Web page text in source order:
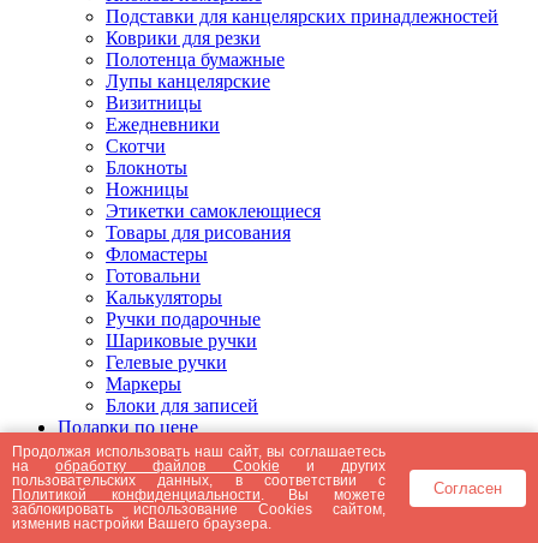
Подставки для канцелярских принадлежностей
Коврики для резки
Полотенца бумажные
Лупы канцелярские
Визитницы
Ежедневники
Скотчи
Блокноты
Ножницы
Этикетки самоклеющиеся
Товары для рисования
Фломастеры
Готовальни
Калькуляторы
Ручки подарочные
Шариковые ручки
Гелевые ручки
Маркеры
Блоки для записей
Подарки по цене
Подарки от 5000 рублей
Подарки до 5000 рублей
Подарки до 3000 рублей
Подарки до 2000 рублей
Подарки до 1000 рублей
Продолжая использовать наш сайт, вы соглашаетесь
наобработку файлов Cookie и других
пользовательских данных, в соответствии с
Политикой конфиденциальности . Вы можете
заблокировать использование Cookies сайтом,
изменив настройки Вашего браузера.
Согласен